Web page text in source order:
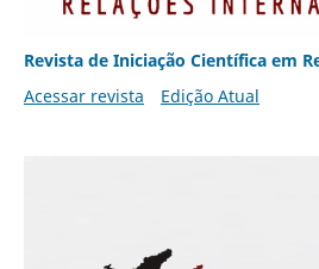
Revista de Iniciação Científica em
Acessar revista
Edição Atual